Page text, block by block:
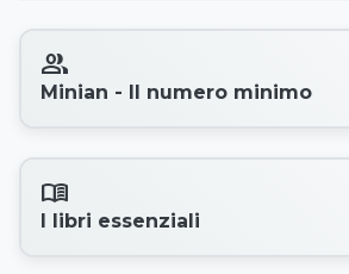
people
Minian - Il numero minimo
menu_book
I libri essenziali